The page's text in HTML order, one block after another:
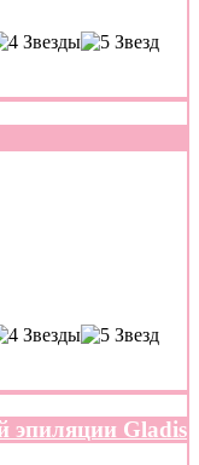
эпиляции Gladis